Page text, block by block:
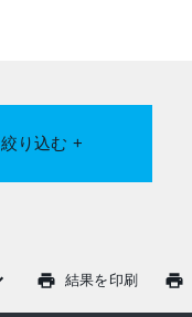
絞り込む +
結果を印刷